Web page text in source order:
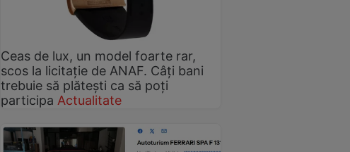
Ceas de lux, un model foarte rar,
scos la licitație de ANAF. Câți bani
trebuie să plătești ca să poți
participa Actualitate